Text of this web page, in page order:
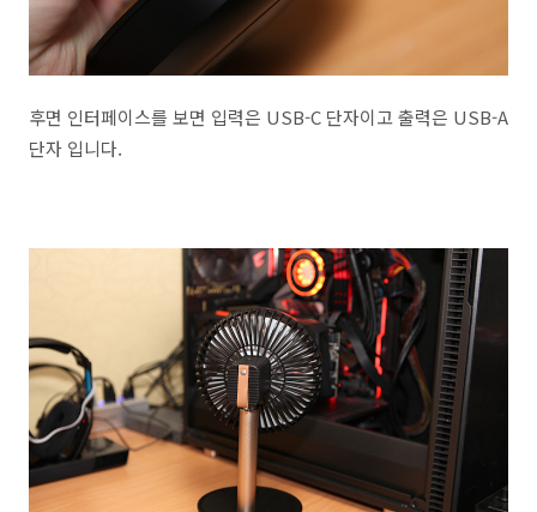
후면 인터페이스를 보면 입력은 USB-C 단자이고 출력은 USB-A
단자 입니다.